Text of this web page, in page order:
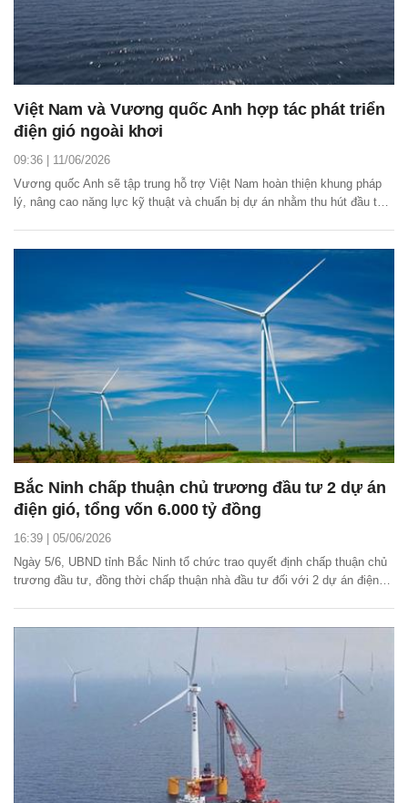
Việt Nam và Vương quốc Anh hợp tác phát triển
điện gió ngoài khơi
09:36 | 11/06/2026
Vương quốc Anh sẽ tập trung hỗ trợ Việt Nam hoàn thiện khung pháp
lý, nâng cao năng lực kỹ thuật và chuẩn bị dự án nhằm thu hút đầu tư,
Bắc Ninh chấp thuận chủ trương đầu tư 2 dự án
điện gió, tổng vốn 6.000 tỷ đồng
16:39 | 05/06/2026
Ngày 5/6, UBND tỉnh Bắc Ninh tổ chức trao quyết định chấp thuận chủ
trương đầu tư, đồng thời chấp thuận nhà đầu tư đối với 2 dự án điện